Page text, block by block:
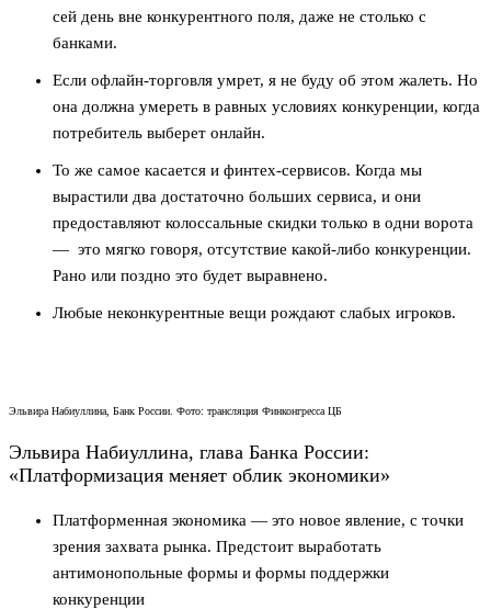
сей день вне конкурентного поля, даже не столько с
банками.
Если офлайн-торговля умрет, я не буду об этом жалеть. Но
она должна умереть в равных условиях конкуренции, когда
потребитель выберет онлайн.
То же самое касается и финтех-сервисов. Когда мы
вырастили два достаточно больших сервиса, и они
предоставляют колоссальные скидки только в одни ворота
— это мягко говоря, отсутствие какой-либо конкуренции.
Рано или поздно это будет выравнено.
Любые неконкурентные вещи рождают слабых игроков.
Эльвира Набиуллина, Банк России. Фото: трансляция Финконгресса ЦБ
Эльвира Набиуллина, глава Банка России:
«Платформизация меняет облик экономики»
Платформенная экономика — это новое явление, с точки
зрения захвата рынка. Предстоит выработать
антимонопольные формы и формы поддержки
конкуренции